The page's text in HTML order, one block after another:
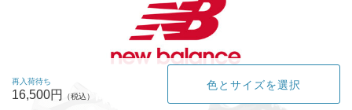
再入荷待ち
16,500円
色とサイズを選択